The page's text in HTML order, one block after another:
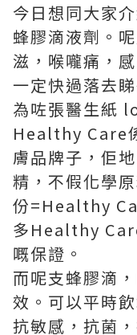
今日想同大家
蜂膠滴液劑。
滋，喉嚨痛，
一定快過落去
為咗張醫生紙
Healthy Care
膚品牌子，佢
精，不假化學
份=Healthy
多Healthy
嘅保證。
而呢支蜂膠滴
效。可以平時
抗敏感，抗菌